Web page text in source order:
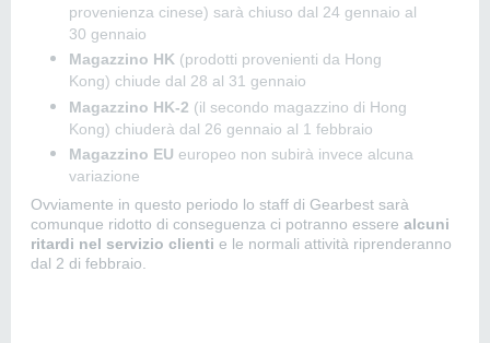
provenienza cinese) sarà chiuso dal 24 gennaio al
30 gennaio
Magazzino HK (prodotti provenienti da Hong
Kong) chiude dal 28 al 31 gennaio
Magazzino HK-2 (il secondo magazzino di Hong
Kong) chiuderà dal 26 gennaio al 1 febbraio
Magazzino EU europeo non subirà invece alcuna
variazione
Ovviamente in questo periodo lo staff di Gearbest sarà
comunque ridotto di conseguenza ci potranno essere alcuni
ritardi nel servizio clienti e le normali attività riprenderanno
dal 2 di febbraio.